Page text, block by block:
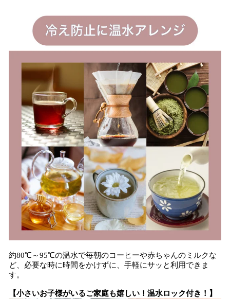
約80℃～95℃の温水で毎朝のコーヒーや赤ちゃんのミルクな
ど、必要な時に時間をかけずに、手軽にサッと利用できま
す。
【小さいお子様がいるご家庭も嬉しい！温水ロック付き！】